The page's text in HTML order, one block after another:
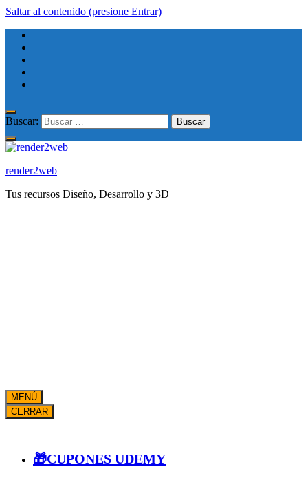
Saltar al contenido (presione Entrar)
Buscar:
render2web
Tus recursos Diseño, Desarrollo y 3D
MENÚ
CERRAR
🎁CUPONES UDEMY